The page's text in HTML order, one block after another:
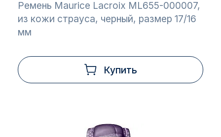
Ремень Maurice Lacroix ML655-000007,
из кожи страуса, черный, размер 17/16
мм
Купить